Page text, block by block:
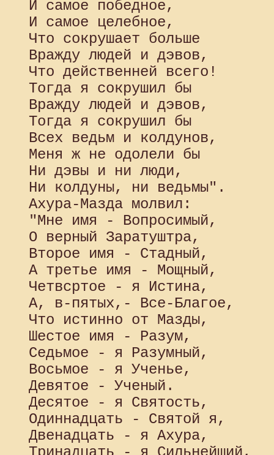
И самое победное,
И самое целебное,
Что сокрушает больше
Вражду людей и дэвов,
Что действенней всего!
Тогда я сокрушил бы
Вражду людей и дэвов,
Тогда я сокрушил бы
Всех ведьм и колдунов,
Меня ж не одолели бы
Ни дэвы и ни люди,
Ни колдуны, ни ведьмы".
Ахура-Мазда молвил:
"Мне имя - Вопросимый,
О верный Заратуштра,
Второе имя - Стадный,
А третье имя - Мощный,
Четвсртое - я Истина,
А, в-пятых,- Все-Благое,
Что истинно от Мазды,
Шестое имя - Разум,
Седьмое - я Разумный,
Восьмое - я Ученье,
Девятое - Ученый.
Десятое - я Святость,
Одиннадцать - Святой я,
Двенадцать - я Ахура,